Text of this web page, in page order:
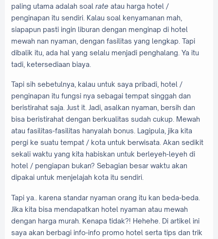
paling utama adalah soal rate atau harga hotel /
penginapan itu sendiri. Kalau soal kenyamanan mah,
siapapun pasti ingin liburan dengan menginap di hotel
mewah nan nyaman, dengan fasilitas yang lengkap. Tapi
dibalik itu, ada hal yang selalu menjadi penghalang. Ya itu
tadi, ketersediaan biaya.
Tapi sih sebetulnya, kalau untuk saya pribadi, hotel /
penginapan itu fungsi nya sebagai tempat singgah dan
beristirahat saja. Just it. Jadi, asalkan nyaman, bersih dan
bisa beristirahat dengan berkualitas sudah cukup. Mewah
atau fasilitas-fasilitas hanyalah bonus. Lagipula, jika kita
pergi ke suatu tempat / kota untuk berwisata. Akan sedikit
sekali waktu yang kita habiskan untuk berleyeh-leyeh di
hotel / pengiapan bukan? Sebagian besar waktu akan
dipakai untuk menjelajah kota itu sendiri.
Tapi ya.. karena standar nyaman orang itu kan beda-beda.
Jika kita bisa mendapatkan hotel nyaman atau mewah
dengan harga murah. Kenapa tidak?! Hehehe. Di artikel ini
saya akan berbagi info-info promo hotel serta tips dan trik